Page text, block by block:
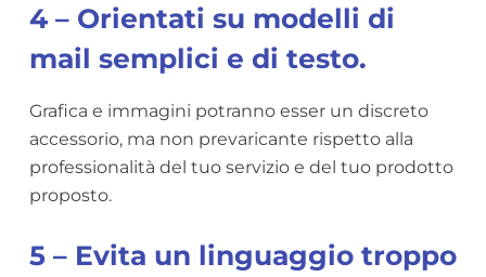
4 – Orientati su modelli di
mail semplici e di testo.
Grafica e immagini potranno esser un discreto
accessorio, ma non prevaricante rispetto alla
professionalità del tuo servizio e del tuo prodotto
proposto.
5 – Evita un linguaggio troppo